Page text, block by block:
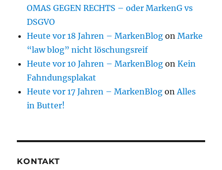
OMAS GEGEN RECHTS – oder MarkenG vs
DSGVO
Heute vor 18 Jahren – MarkenBlog onMarke
“law blog” nicht löschungsreif
Heute vor 10 Jahren – MarkenBlog onKein
Fahndungsplakat
Heute vor 17 Jahren – MarkenBlog onAlles
in Butter!
KONTAKT